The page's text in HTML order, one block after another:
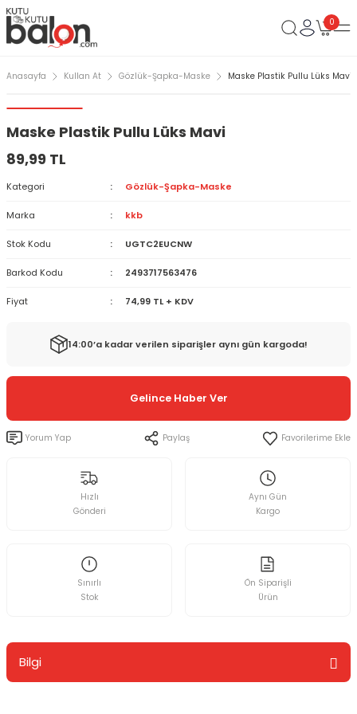
0
Anasayfa Kullan At Gözlük-Şapka-Maske Maske Plastik Pullu Lüks Mavi
Maske Plastik Pullu Lüks Mavi
89,99 TL
Kategori Gözlük-Şapka-Maske
Marka kkb
Stok Kodu UGTC2EUCNW
Barkod Kodu 2493717563476
Fiyat 74,99 TL + KDV
14:00’a kadar verilen siparişler aynı gün kargoda!
Gelince Haber Ver
Yorum Yap Paylaş
Hızlı
Gönderi
Aynı Gün
Kargo
Sınırlı
Stok
Ön Siparişli
Ürün
Bilgi